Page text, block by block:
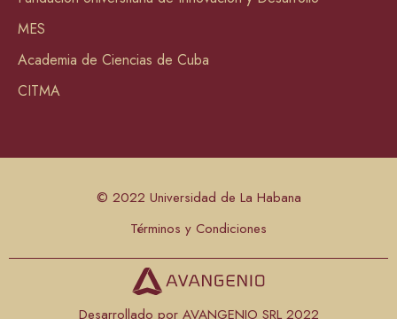
MES
Academia de Ciencias de Cuba
CITMA
© 2022 Universidad de La Habana
Términos y Condiciones
Desarrollado por AVANGENIO SRL 2022